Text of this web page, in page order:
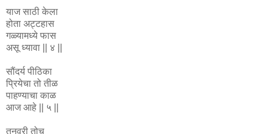
याज साठी केला
होता अट्टहास
गळ्यामध्ये फास
असू ध्यावा || ४ ||
सौंदर्य पीठिका
प्रियेचा तो तीळ
पाहण्याचा काळ
आज आहे || ५ ||
तनुवरी तोच